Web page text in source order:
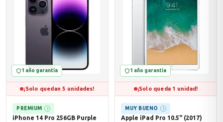
1 año garantía
¡Solo quedan 5 unidades!
PREMIUM ?
iPhone 14 Pro 256GB Purple
1 año garantía
¡Solo queda 1 unidad!
MUY BUENO ?
Apple iPad Pro 10.5" (2017)